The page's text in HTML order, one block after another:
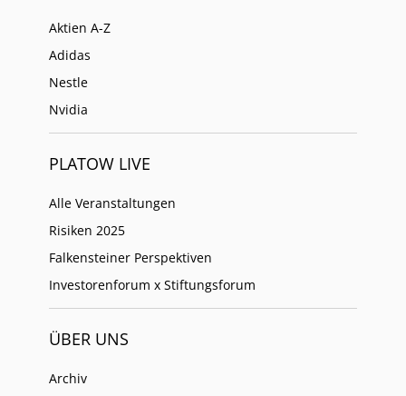
Aktien A-Z
Adidas
Nestle
Nvidia
PLATOW LIVE
Alle Veranstaltungen
Risiken 2025
Falkensteiner Perspektiven
Investorenforum x Stiftungsforum
ÜBER UNS
Archiv